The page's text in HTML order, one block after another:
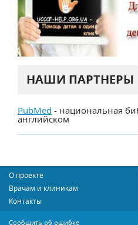
НАШИ ПАРТНЕРЫ
PubMed - национальная
английском
О проекте
Врачам и клиникам
Контакты
Сообщить об ошибке